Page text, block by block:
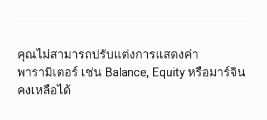
คุณไม่สามารถปรับแต่งการแสดงค่า
พารามิเตอร์ เช่น Balance, Equity หรือมาร์จิน
คงเหลือได้